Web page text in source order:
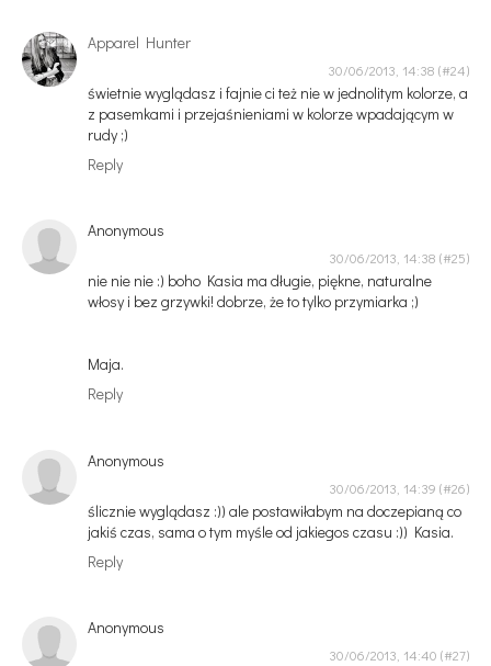
Apparel Hunter
30/06/2013, 14:38
świetnie wyglądasz i fajnie ci też nie w jednolitym kolorze, a
z pasemkami i przejaśnieniami w kolorze wpadającym w
rudy ;)
Reply
Anonymous
30/06/2013, 14:38
nie nie nie :) boho Kasia ma długie, piękne, naturalne
włosy i bez grzywki! dobrze, że to tylko przymiarka ;)
Maja.
Reply
Anonymous
30/06/2013, 14:39
ślicznie wyglądasz :)) ale postawiłabym na doczepianą co
jakiś czas, sama o tym myśle od jakiegos czasu :)) Kasia.
Reply
Anonymous
30/06/2013, 14:40